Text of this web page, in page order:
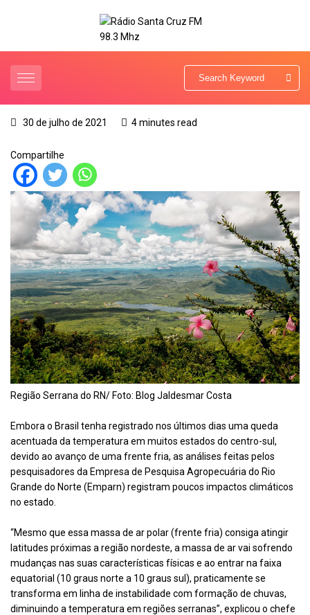
30 de julho de 2021 4 minutes read
Compartilhe
Região Serrana do RN/ Foto: Blog Jaldesmar Costa
Embora o Brasil tenha registrado nos últimos dias uma queda
acentuada da temperatura em muitos estados do centro-sul,
devido ao avanço de uma frente fria, as análises feitas pelos
pesquisadores da Empresa de Pesquisa Agropecuária do Rio
Grande do Norte (Emparn) registram poucos impactos climáticos
no estado.
“Mesmo que essa massa de ar polar (frente fria) consiga atingir
latitudes próximas a região nordeste, a massa de ar vai sofrendo
mudanças nas suas características físicas e ao entrar na faixa
equatorial (10 graus norte a 10 graus sul), praticamente se
transforma em linha de instabilidade com formação de chuvas,
diminuindo a temperatura em regiões serranas”, explicou o chefe